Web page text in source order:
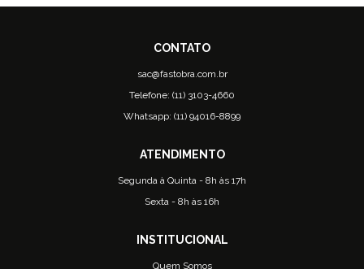
sac@fastobra.com.br
Telefone: (11) 3103-4660
Whatsapp: (11) 94016-8899
Segunda à Quinta - 8h às 17h
Sexta - 8h às 16h
Quem Somos